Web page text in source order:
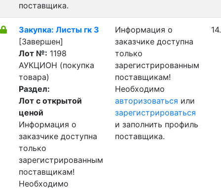
поставщика.
Закупка: Листы гк 3
[Завершен]
Лот №: 1198
АУКЦИОН (покупка
товара)
Раздел:
Лот с открытой
ценой
Информация о
заказчике доступна
только
зарегистрированным
поставщикам!
Необходимо
Информация о
заказчике доступна
только
зарегистрированным
поставщикам!
Необходимо
авторизоваться или
зарегистрироваться
и заполнить профиль
поставщика.